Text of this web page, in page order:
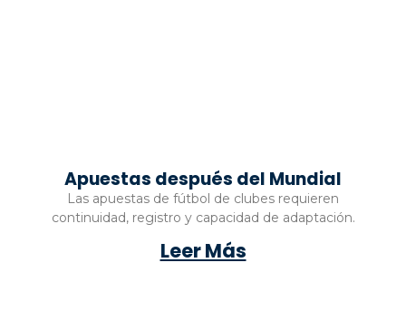
Apuestas después del Mundial
Las apuestas de fútbol de clubes requieren
continuidad, registro y capacidad de adaptación.
Leer Más